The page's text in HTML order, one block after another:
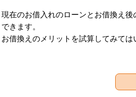
現在のお借入れのローンとお借換え
できます。
お借換えのメリットを試算してみては